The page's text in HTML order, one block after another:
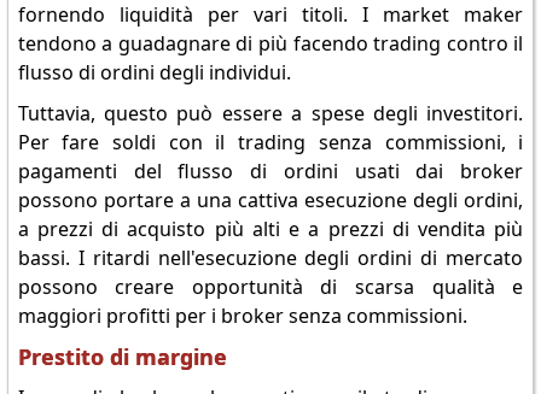
fornendo liquidità per vari titoli. I market maker
tendono a guadagnare di più facendo trading contro il
flusso di ordini degli individui.
Tuttavia, questo può essere a spese degli investitori.
Per fare soldi con il trading senza commissioni, i
pagamenti del flusso di ordini usati dai broker
possono portare a una cattiva esecuzione degli ordini,
a prezzi di acquisto più alti e a prezzi di vendita più
bassi. I ritardi nell'esecuzione degli ordini di mercato
possono creare opportunità di scarsa qualità e
maggiori profitti per i broker senza commissioni.
Prestito di margine